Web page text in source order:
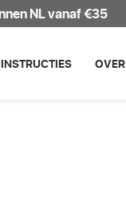
NL vanaf €35
INSTRUCTIES OVER